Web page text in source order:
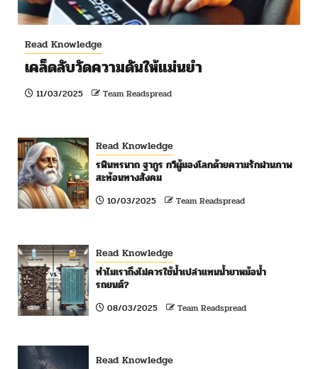
Read Knowledge
เคล็ดลับวัดความดันให้แม่นยำ
11/03/2025 Team Readspread
Read Knowledge
รพินทรนาถ ฐากูร กวีผู้มองโลกด้วยความรักผ่านภาพ
สะท้อนทางสังคม
10/03/2025 Team Readspread
Read Knowledge
ทำไมเราถึงไม่ควรใช้น้ำเปล่าแทนน้ำยาหม้อน้ำ
รถยนต์?
08/03/2025 Team Readspread
Read Knowledge